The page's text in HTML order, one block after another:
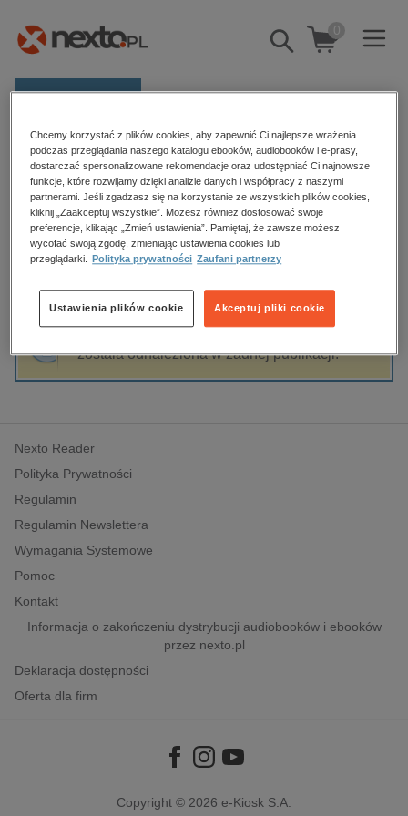
Pokaż/schowaj
wyszukiwarkę
0
E-prasa
Kategorie
Zobacz wszystkie E-prasa
budownictwo, aranżacja wnętrz
biznesowe, branżowe, gospodarka
edukacja
hobby, sport, rozrywka
komputery, internet, technologie, informatyka
polityka, społeczno-informacyjne
psychologiczne
inne
popularno-naukowe
historia
Strona główna Dobra Literatura - audiobooki
Dobra Literatura - audiobooki
Sortowanie Filtrowanie
została odnaleziona w żadnej publikacji.
Nexto Reader
Polityka Prywatności
Regulamin
Regulamin Newslettera
Wymagania Systemowe
Pomoc
Kontakt
Informacja o zakończeniu dystrybucji audiobooków i ebooków
przez nexto.pl
Deklaracja dostępności
Oferta dla firm
Copyright © 2026 e-Kiosk S.A.
Chcemy korzystać z plików cookies, aby zapewnić Ci najlepsze wrażenia
podczas przeglądania naszego katalogu ebooków, audiobooków i e-prasy,
dostarczać spersonalizowane rekomendacje oraz udostępniać Ci najnowsze
funkcje, które rozwijamy dzięki analizie danych i współpracy z naszymi
partnerami. Jeśli zgadzasz się na korzystanie ze wszystkich plików cookies,
kliknij „Zaakceptuj wszystkie”. Możesz również dostosować swoje
preferencje, klikając „Zmień ustawienia”. Pamiętaj, że zawsze możesz
wycofać swoją zgodę, zmieniając ustawienia cookies lub
przeglądarki.
Polityka prywatności Zaufani partnerzy
Akceptuj pliki cookie
Ustawienia plików cookie